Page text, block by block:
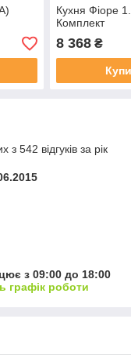
Кухня Фіоре
Комплект
8 368₴
з 542 відгуків за рік
з 09:00 до 18:00
графік роботи